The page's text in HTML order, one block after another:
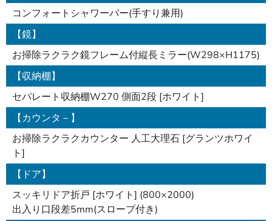
コンフォートシャワーバー(手すり兼用)
【鏡】
お掃除ラクラク鏡フレーム付縦長ミラー(W298×H1175)
【収納棚】
セパレート収納棚W270 側面2段 [ホワイト]
【カウンタ－】
お掃除ラクラクカウンター 人工大理石 [グランツホワイ
ト]
【ドア】
スッキリドア折戸 [ホワイト] (800×2000)
出入り口段差5mm(スロープ付き)